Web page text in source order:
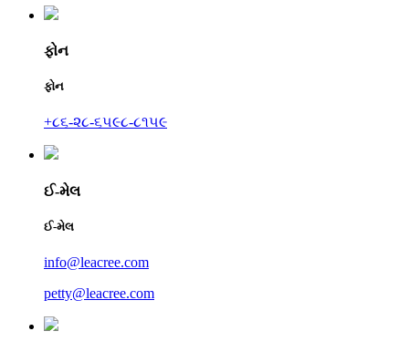
ફોન
ફોન
+૮૬-૨૮-૬૫૯૮-૮૧૫૯
ઈ-મેલ
ઈ-મેલ
info@leacree.com
petty@leacree.com